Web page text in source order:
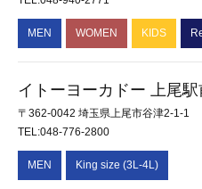
MEN WOMEN KIDS
イトーヨーカドー 上尾駅
〒362-0042 埼玉県上尾市谷津2-1-1
TEL:048-776-2800
MEN King size (3L-4L)